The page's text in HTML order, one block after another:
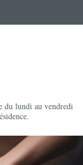
du lundi au vendredi